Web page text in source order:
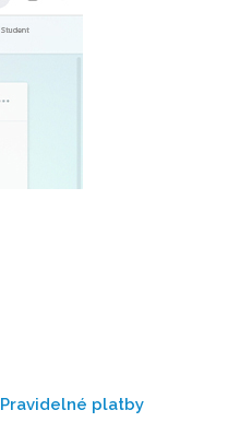
Pravidelné platby